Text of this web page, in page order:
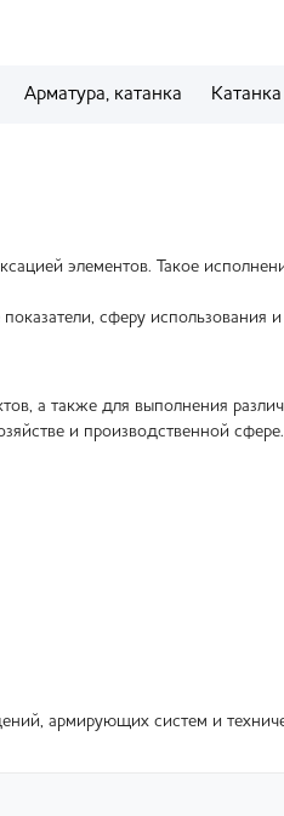
Арматура, катанка Катанка
элементов. Такое
сферу использования
а также для выполнения
и производственной сфере.
армирующих систем и